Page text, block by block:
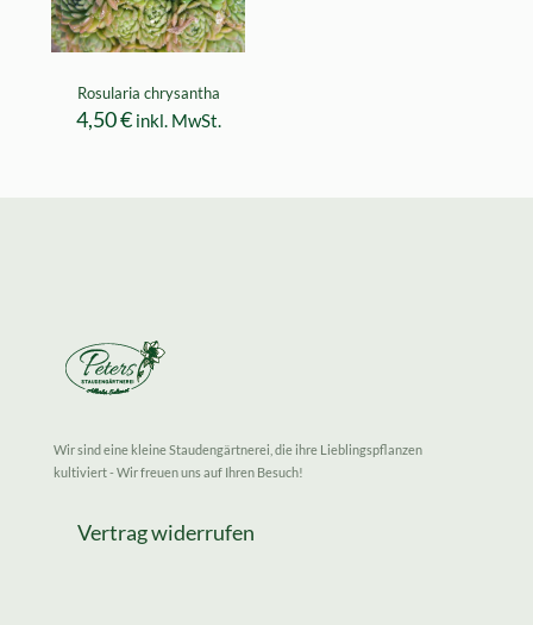
Rosularia chrysantha
4,50€ inkl. MwSt.
Wir sind eine kleine Staudengärtnerei, die ihre Lieblingspflanzen
kultiviert - Wir freuen uns auf Ihren Besuch!
Vertrag widerrufen